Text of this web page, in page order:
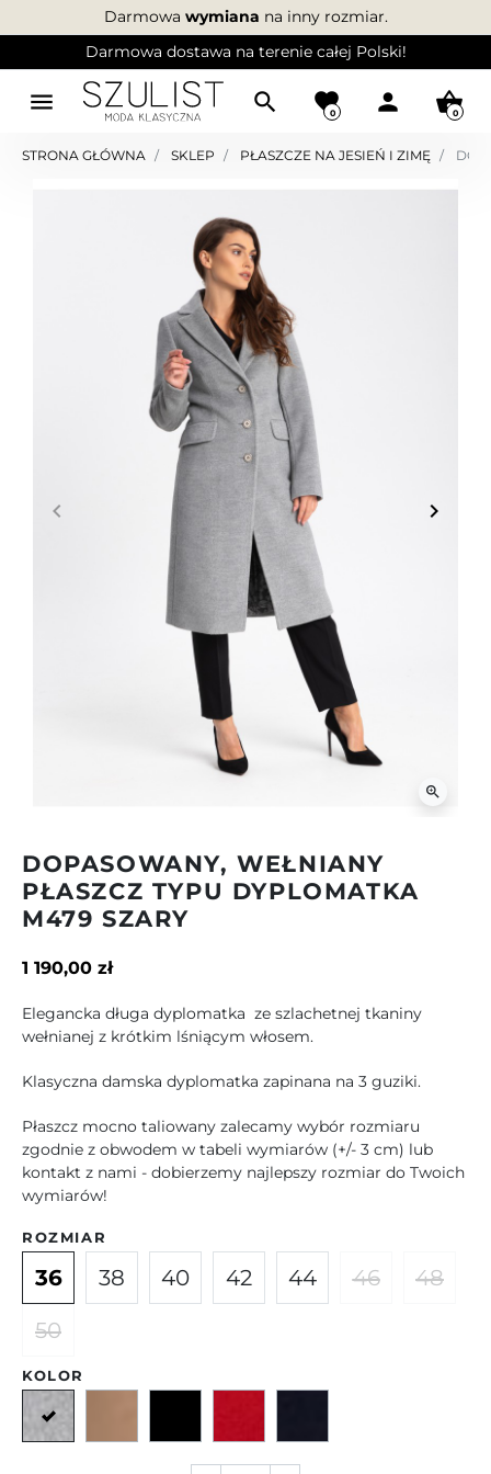
Darmowa wymiana na inny rozmiar.
Darmowa dostawa na terenie całej Polski!
menu search favorite
0 person shopping_basket
0
STRONA GŁÓWNA SKLEP PŁASZCZE NA JESIEŃ I ZIMĘ
Poprzedni
keyboard_arrow_left keyboard_arrow_right
zoom_in
DOPASOWANY, WEŁNIANY
PŁASZCZ TYPU DYPLOMATKA
M479 SZARY
1 190,00 zł
Elegancka długa dyplomatka ze szlachetnej tkaniny
wełnianej z krótkim lśniącym włosem.
Klasyczna damska dyplomatka zapinana na 3 guziki.
Płaszcz mocno taliowany zalecamy wybór rozmiaru
zgodnie z obwodem w tabeli wymiarów (+/- 3 cm) lub
kontakt z nami - dobierzemy najlepszy rozmiar do Twoich
wymiarów!
ROZMIAR
36 38 40 42 44 46
48
50
KOLOR